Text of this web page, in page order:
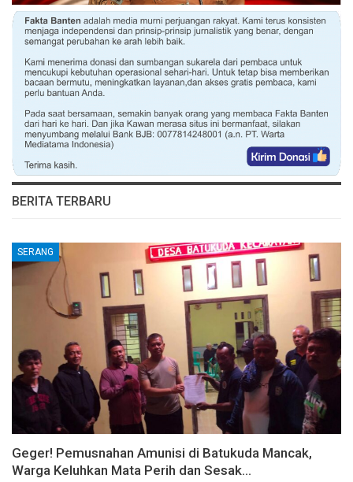
BERITA TERBARU
SERANG
Geger! Pemusnahan Amunisi di Batukuda Mancak,
Warga Keluhkan Mata Perih dan Sesak…